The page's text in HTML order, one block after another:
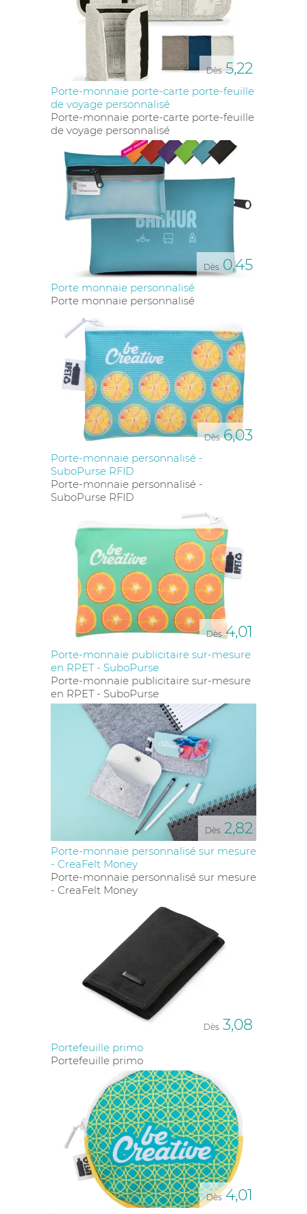
Dès 5,22
Porte-monnaie porte-carte porte-feuille
de voyage personnalisé
Porte-monnaie porte-carte porte-feuille
de voyage personnalisé
Dès 0,45
Porte monnaie personnalisé
Porte monnaie personnalisé
Dès 6,03
Porte-monnaie personnalisé -
SuboPurse RFID
Porte-monnaie personnalisé -
SuboPurse RFID
Dès 4,01
Porte-monnaie publicitaire sur-mesure
en RPET - SuboPurse
Porte-monnaie publicitaire sur-mesure
en RPET - SuboPurse
Dès 2,82
Porte-monnaie personnalisé sur mesure
- CreaFelt Money
Porte-monnaie personnalisé sur mesure
- CreaFelt Money
Dès 3,08
Portefeuille primo
Portefeuille primo
Dès 4,01